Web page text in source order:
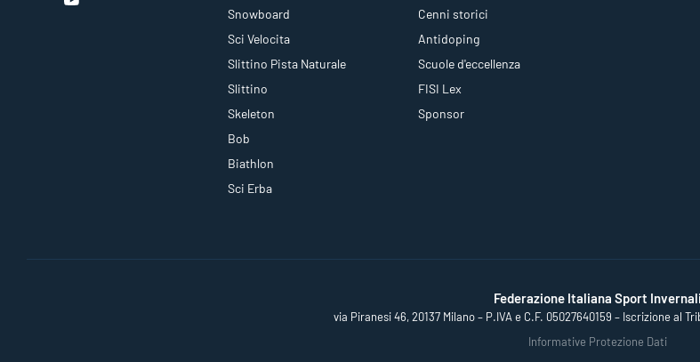
Snowboard
Sci Velocita
Slittino Pista Naturale
Slittino
Skeleton
Bob
Biathlon
Sci Erba
Cenni storici
Antidoping
Scuole d'eccellenza
FISI Lex
Sponsor
Federazione Italiana Sport Invernali
via Piranesi 46, 20137 Milano – P.IVA e C.F. 05027640159 – Iscrizione al
Informative Protezione Dati